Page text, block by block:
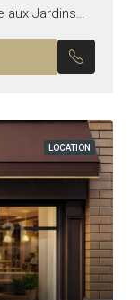
aux Jardins
: 6m
LOCATION